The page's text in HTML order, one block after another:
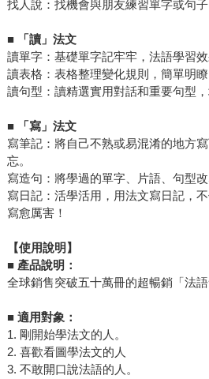
找人說：找機會與朋友練習單字或句子
■
「讀」法文
讀單字：基礎單字記牢牢，法語學習效
讀表格：表格整理變化規則，簡單明瞭
讀句型：讀精選實用對話和重要句型，
■
「寫」法文
寫筆記：將自己不熟或易混淆的地方
忘。
寫造句：將學過的單字、片語、句型
寫日記：活學活用，用法文寫日記，
寫愈厲害！
【使用說明】
■ 產品說明：
全球銷售突破五十萬冊的超暢銷「法語
■ 適用對象：
1. 剛開始學法文的人。
2. 喜歡看圖學法文的人
3. 不敢開口說法語的人。